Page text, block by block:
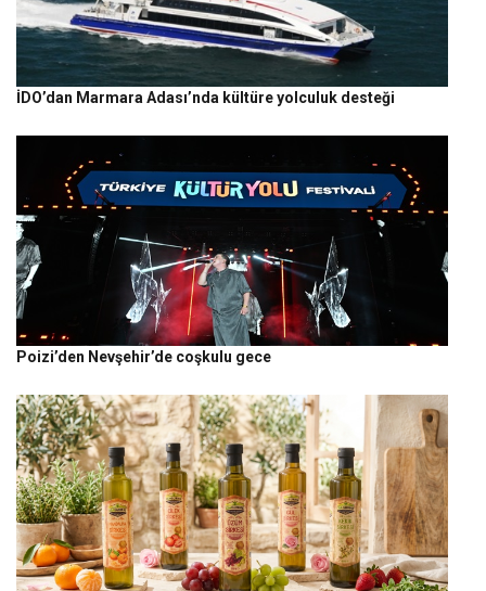
İDO’dan Marmara Adası’nda kültüre yolculuk desteği
Poizi’den Nevşehir’de coşkulu gece